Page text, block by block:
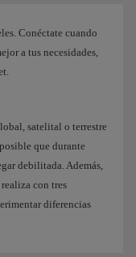
Conéctate cuando
a tus necesidades,
satelital o terrestre
que durante
debilitada. Además,
con tres
diferencias